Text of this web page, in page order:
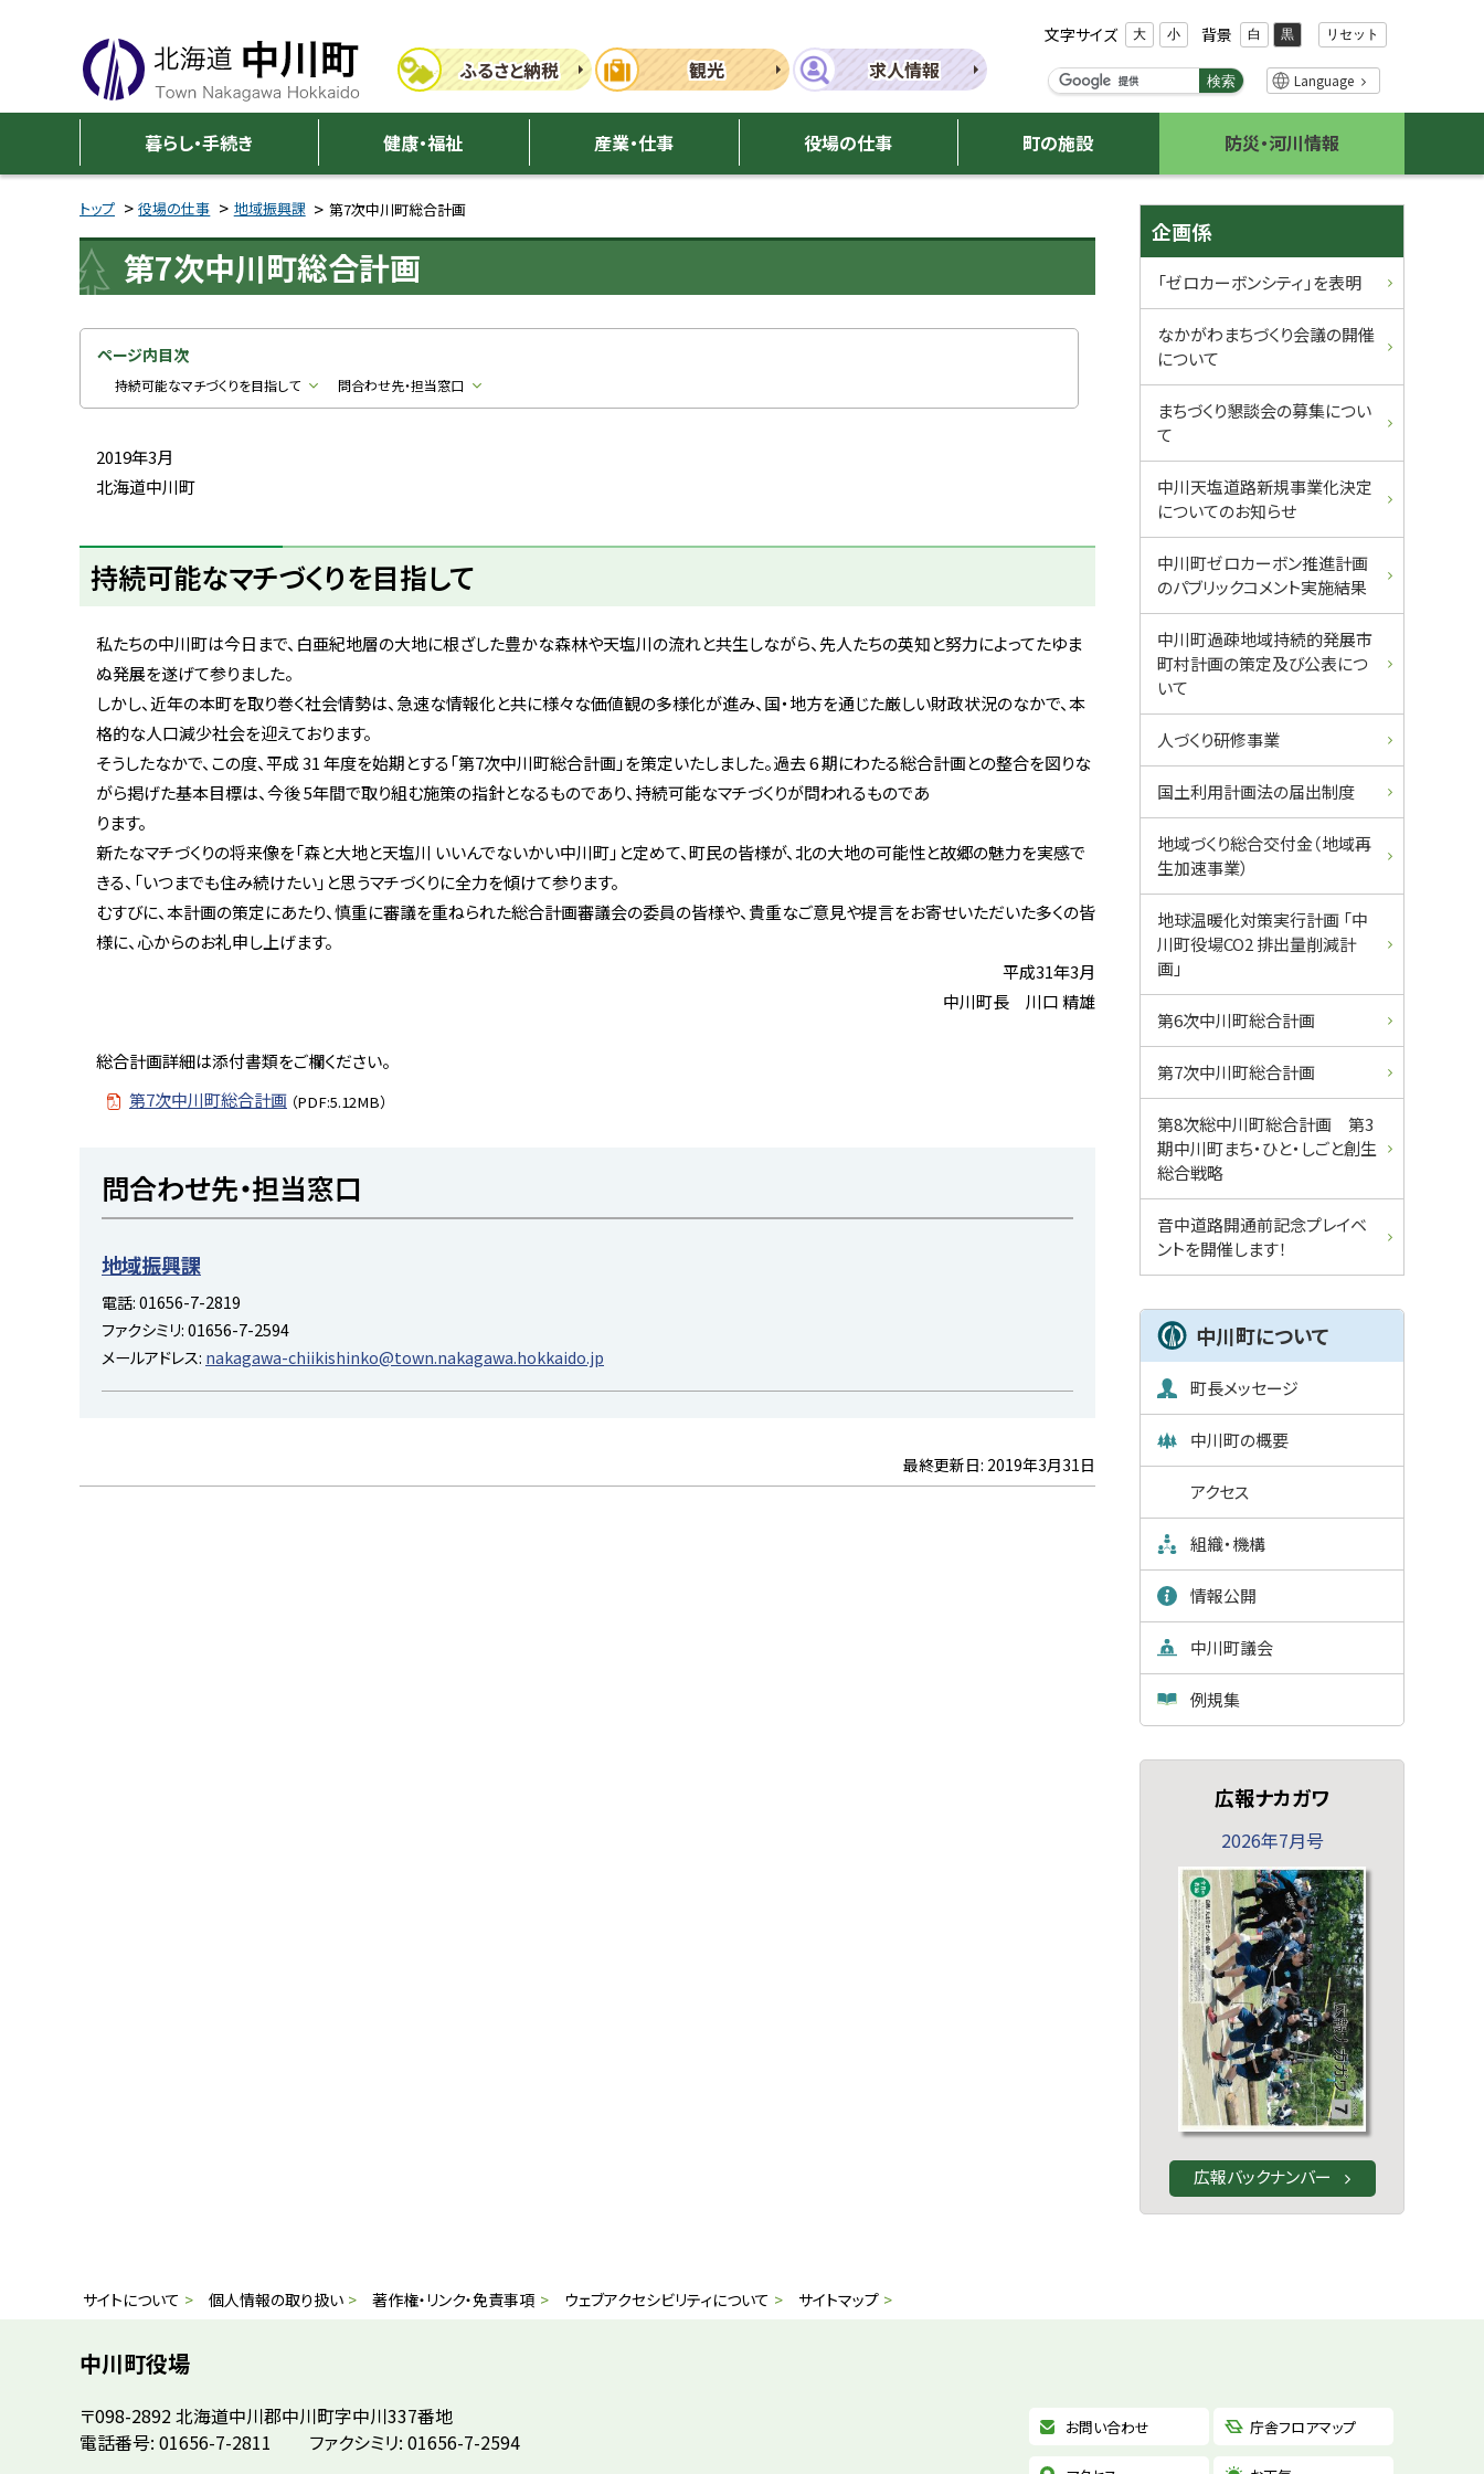
メ
ュ
中
川
町
ふるさと納税 観光 求人情報
文字サイズ 大 小 背景 白 黒 リセット
検
ー
ワ
検索 Language
暮らし・手続き 健康・福祉 産業・仕事 役場の仕事 町の施設 防災・河川情報
トップ 役場の仕事 地域振興課 第7次中川町総合計画
第7次中川町総合計画
ページ内目次
持続可能なマチづくりを目指して 問合わせ先・担当窓口
2019年3月
北海道中川町
持続可能なマチづくりを目指して
私たちの中川町は今日まで、白亜紀地層の大地に根ざした豊かな森林や天塩川の流れと共生しながら、先人たちの英知と努力によってたゆま
ぬ発展を遂げて参りました。
しかし、近年の本町を取り巻く社会情勢は、急速な情報化と共に様々な価値観の多様化が進み、国・地方を通じた厳しい財政状況のなかで、本
格的な人口減少社会を迎えております。
そうしたなかで、この度、平成 31 年度を始期とする「第7次中川町総合計画」を策定いたしました。過去 6 期にわたる総合計画との整合を図りな
がら掲げた基本目標は、今後 5年間で取り組む施策の指針となるものであり、持続可能なマチづくりが問われるものであ
ります。
新たなマチづくりの将来像を「森と大地と天塩川 いいんでないかい中川町」と定めて、町民の皆様が、北の大地の可能性と故郷の魅力を実感で
きる、「いつまでも住み続けたい」と思うマチづくりに全力を傾けて参ります。
むすびに、本計画の策定にあたり、慎重に審議を重ねられた総合計画審議会の委員の皆様や、貴重なご意見や提言をお寄せいただいた多くの皆
様に、心からのお礼申し上げます。
平成31年3月
中川町長 川口 精雄
総合計画詳細は添付書類をご欄ください。
第7次中川町総合計画 （PDF:5.12MB）
ッ
プ
に
戻
る
問合わせ先・担当窓口
地域振興課
電話:01656-7-2819
ファクシミリ:01656-7-2594
メールアドレス: nakagawa-chiikishinko@town.nakagawa.hokkaido.jp
最終更新日: 2019年3月31日
サ
イ
ド
メ
ニ
ュ
ー
企画係
「ゼロカーボンシティ」を表明
なかがわまちづくり会議の開催
について
まちづくり懇談会の募集につい
て
中川天塩道路新規事業化決定
についてのお知らせ
中川町ゼロカーボン推進計画
のパブリックコメント実施結果
中川町過疎地域持続的発展市
町村計画の策定及び公表につ
いて
人づくり研修事業
国土利用計画法の届出制度
地域づくり総合交付金（地域再
生加速事業）
地球温暖化対策実行計画 「中
川町役場CO2 排出量削減計
画」
第6次中川町総合計画
第7次中川町総合計画
第8次総中川町総合計画 第3
期中川町まち・ひと・しごと創生
総合戦略
音中道路開通前記念プレイベ
ントを開催します！
中川町について
町長メッセージ
中川町の概要
アクセス
組織・機構
情報公開
中川町議会
例規集
広報ナカガワ
2026年7月号
広報バックナンバー
サ
イ
情
サイトについて 個人情報の取り扱い 著作権・リンク・免責事項 ウェブアクセシビリティについて サイトマップ
中川町役場
〒098-2892北海道中川郡中川町字中川337番地
電話番号: 01656-7-2811
ファクシミリ: 01656-7-2594
お問い合わせ 庁舎フロアマップ
戻
メ